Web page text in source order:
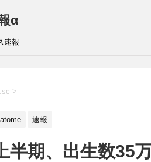
α
速報
>
速報
半期、出生数35